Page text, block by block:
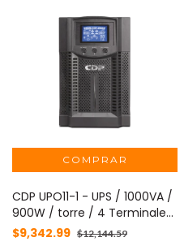
CDP UPO11-1 - UPS / 1000VA /
900W / torre / 4 Terminales
de salida / Pantalla LCD /
$9,342.99 $12,144.59